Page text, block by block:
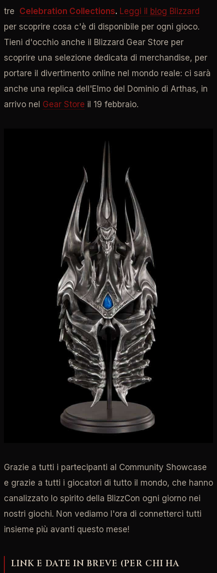
tre Celebration Collections. Leggi il blog Blizzard
per scoprire cosa c'è di disponibile per ogni gioco.
Tieni d'occhio anche il Blizzard Gear Store per
scoprire una selezione dedicata di merchandise, per
portare il divertimento online nel mondo reale: ci sarà
anche una replica dell'Elmo del Dominio di Arthas, in
arrivo nel Gear Store il 19 febbraio.
Grazie a tutti i partecipanti al Community Showcase
e grazie a tutti i giocatori di tutto il mondo, che hanno
canalizzato lo spirito della BlizzCon ogni giorno nei
nostri giochi. Non vediamo l'ora di connetterci tutti
insieme più avanti questo mese!
LINK E DATE IN BREVE (PER CHI HA